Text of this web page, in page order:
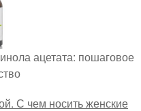
ацетата: пошаговое